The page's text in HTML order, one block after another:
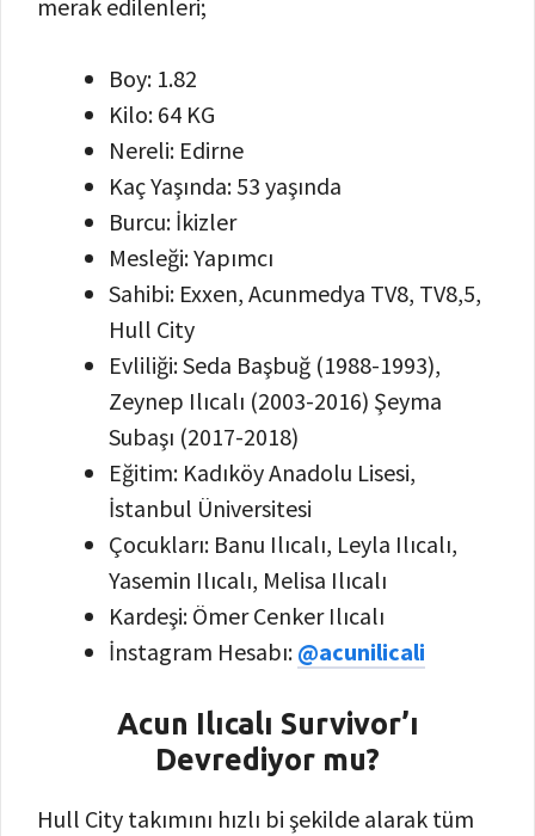
merak edilenleri;
Boy: 1.82
Kilo: 64 KG
Nereli: Edirne
Kaç Yaşında: 53 yaşında
Burcu: İkizler
Mesleği: Yapımcı
Sahibi: Exxen, Acunmedya TV8, TV8,5,
Hull City
Evliliği: Seda Başbuğ (1988-1993),
Zeynep Ilıcalı (2003-2016) Şeyma
Subaşı (2017-2018)
Eğitim: Kadıköy Anadolu Lisesi,
İstanbul Üniversitesi
Çocukları: Banu Ilıcalı, Leyla Ilıcalı,
Yasemin Ilıcalı, Melisa Ilıcalı
Kardeşi: Ömer Cenker Ilıcalı
İnstagram Hesabı: @acunilicali
Acun Ilıcalı Survivor’ı
Devrediyor mu?
Hull City takımını hızlı bi şekilde alarak tüm